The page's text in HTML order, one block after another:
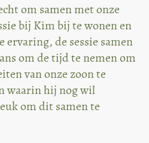
om samen met onze
bij Kim bij te wonen en
ervaring, de sessie samen
om de tijd te nemen om
van onze zoon te
waarin hij nog wil
om dit samen te